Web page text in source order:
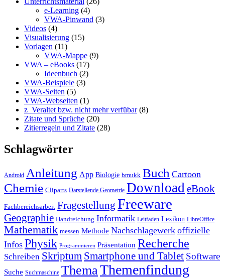
e-Learning (4)
VWA-Pinwand (3)
Videos (4)
Visualisierung (15)
Vorlagen (11)
VWA-Mappe (9)
VWA – eBooks (17)
Ideenbuch (2)
VWA-Beispiele (3)
VWA-Seiten (5)
VWA-Webseiten (1)
z_Veraltet bzw. nicht mehr verfübar(8)
Zitate und Sprüche (20)
Zitierregeln und Zitate (28)
Schlagwörter
Android Anleitung App Biologie bmukk Buch Cartoon
Chemie Cliparts Darstellende Geometrie Download eBook
Fachbereichsarbeit Fragestellung Freeware
Geographie Handreichung Informatik Leitfaden Lexikon LibreOffice
Mathematik messen Methode Nachschlagewerk offizielle
Infos Physik Programmieren Präsentation Recherche
Schreiben Skriptum Smartphone und Tablet Software
Suche Suchmaschine ThemaThemenfindung